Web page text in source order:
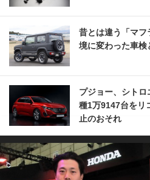
昔とは違う「マ
境に変わった車検
プジョー、シト
種1万9147台をリ
止のおそれ